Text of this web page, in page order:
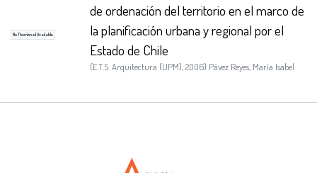
No Thumbnail Available
de ordenación del territorio en el marco de
la planificación urbana y regional por el
Estado de Chile
(E.T.S. Arquitectura (UPM) 2006) Pávez Reyes, María Isabel